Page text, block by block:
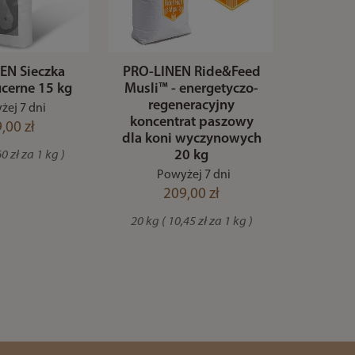
Sieczka
15 kg
7 dni
zł
zł za 1 kg )
PRO-LINEN Ride&Feed
Musli™ - energetyczo-
regeneracyjny
koncentrat paszowy
dla koni wyczynowych
20 kg
Powyżej 7 dni
209,00 zł
20 kg ( 10,45 zł za 1 kg )